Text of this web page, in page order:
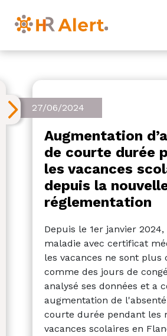
27/06/2024
Augmentation
de courte durée
les vacances
depuis la
réglementation
Depuis le 1er janvier
maladie avec certificat
les vacances ne sont plus
comme des jours de
analysé ses données et a
augmentation de
courte durée pendant les
vacances scolaires en